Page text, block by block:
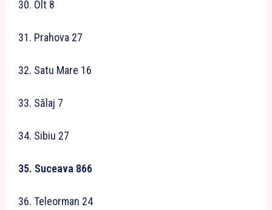
30. Olt 8
31. Prahova 27
32. Satu Mare 16
33. Sălaj 7
34. Sibiu 27
35. Suceava 866
36. Teleorman 24